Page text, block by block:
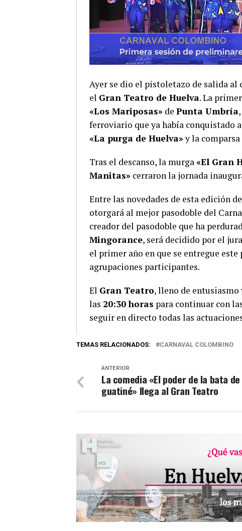
Ayer se dio el pistoletazo de salida al
el Gran Teatro de Huelva. La
«Los Mariposas» de Punta Umbría
ferroviario que ya había conquistado
«La purga de Huelva»y la comparsa
Tras el descanso, la murga«El Gran
Manitas» cerraron la jornada
Entre las novedades de esta edición
otorgará al mejor pasodoble del
creador del pasodoble que ha
Mingorance, será decidido por el
el primer año en que se entregue
agrupaciones participantes.
El Gran Teatro, lleno de entusiasmo
las 20:30 horas para continuar con
seguir en directo todas las
TEMAS RELACIONADOS: CARNAVAL COLOMBINO
ANTERIOR
La comedia «El poder de la bata de
guatiné» llega al Gran Teatro